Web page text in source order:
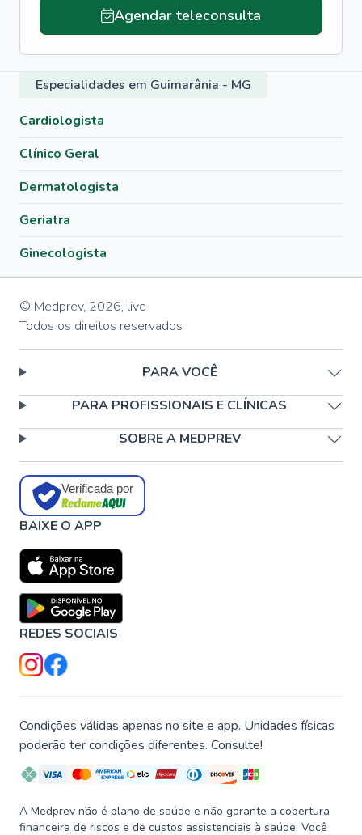
Agendar teleconsulta
Especialidades em Guimarânia - MG
Cardiologista
Clínico Geral
Dermatologista
Geriatra
Ginecologista
© Medprev, 2026, live
Todos os direitos reservados
PARA VOCÊ
PARA PROFISSIONAIS E CLÍNICAS
SOBRE A MEDPREV
Verificada por
BAIXE O APP
REDES SOCIAIS
Condições válidas apenas no site e app. Unidades físicas
poderão ter condições diferentes. Consulte!
A Medprev não é plano de saúde e não garante a cobertura
financeira de riscos e de custos assistenciais à saúde. Você